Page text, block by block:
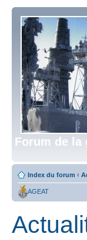
Forum de la
Index du forum ‹
AGEAT